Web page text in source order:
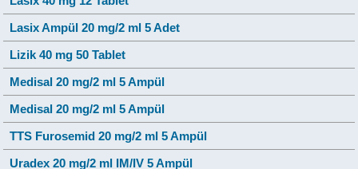
Lasix Ampül 20 mg/2 ml 5 Adet
Lizik 40 mg 50 Tablet
Medisal 20 mg/2 ml 5 Ampül
Medisal 20 mg/2 ml 5 Ampül
TTS Furosemid 20 mg/2 ml 5 Ampül
Uradex 20 mg/2 ml IM/IV 5 Ampül